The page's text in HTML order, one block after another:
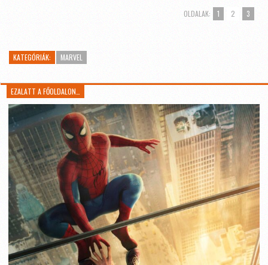
OLDALAK: 1 2 3
KATEGÓRIÁK: MARVEL
EZALATT A FŐOLDALON…